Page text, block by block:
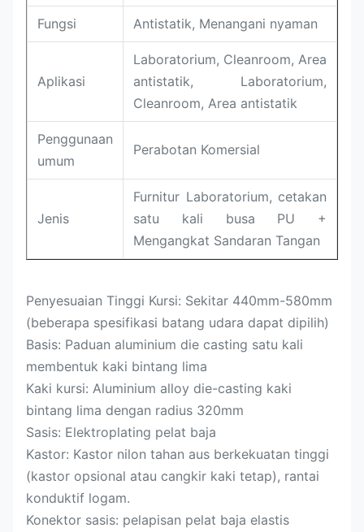
Fungsi Antistatik, Menangani nyaman
Aplikasi
Laboratorium, Cleanroom, Area
antistatik, Laboratorium,
Cleanroom, Area antistatik
Penggunaan
umum
Perabotan Komersial
Jenis
Furnitur Laboratorium, cetakan
satu kali busa PU +
Mengangkat Sandaran Tangan
Penyesuaian Tinggi Kursi: Sekitar 440mm-580mm
(beberapa spesifikasi batang udara dapat dipilih)
Basis: Paduan aluminium die casting satu kali
membentuk kaki bintang lima
Kaki kursi: Aluminium alloy die-casting kaki
bintang lima dengan radius 320mm
Sasis: Elektroplating pelat baja
Kastor: Kastor nilon tahan aus berkekuatan tinggi
(kastor opsional atau cangkir kaki tetap), rantai
konduktif logam.
Konektor sasis: pelapisan pelat baja elastis